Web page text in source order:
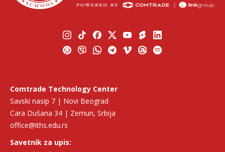
Comtrade Technology Center
Savski nasip 7 | Novi Beograd
Cara Dušana 34 | Zemun, Srbija
office@iths.edu.rs
Savetnik za upis: